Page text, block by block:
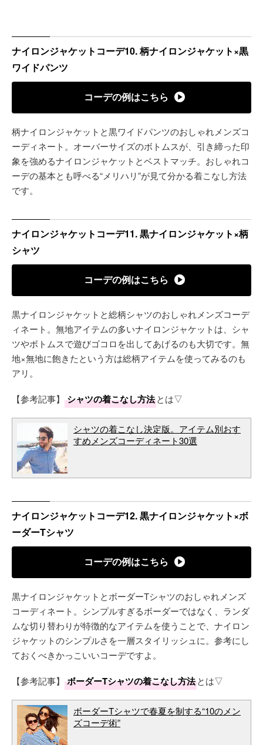
ナイロンジャケットコーデ10. 柄ナイロンジャケット×黒
ワイドパンツ
コーデの例はこちら
柄ナイロンジャケットと黒ワイドパンツのおしゃれメンズコ
ーディネート。オーバーサイズのボトムスが、引き締った印
象を強めるナイロンジャケットとベストマッチ。おしゃれコ
ーデの基本とも呼べる“メリハリ”が見て分かる着こなし方法
です。
ナイロンジャケットコーデ11. 黒ナイロンジャケット×柄
シャツ
コーデの例はこちら
黒ナイロンジャケットと総柄シャツのおしゃれメンズコーデ
ィネート。無地アイテムの多いナイロンジャケットは、シャ
ツやボトムスで遊びゴコロを出してあげるのも大切です。無
地×無地に飽きたという方は総柄アイテムを使ってみるのも
アリ。
【参考記事】 シャツの着こなし方法とは▽
シャツの着こなし決定版。アイテム別おす
すめメンズコーディネート30選
ナイロンジャケットコーデ12. 黒ナイロンジャケット×ボ
ーダーTシャツ
コーデの例はこちら
黒ナイロンジャケットとボーダーTシャツのおしゃれメンズ
コーディネート。シンプルすぎるボーダーではなく、ランダ
ムな切り替わりが特徴的なアイテムを使うことで、ナイロン
ジャケットのシンプルさを一層スタイリッシュに。参考にし
ておくべきかっこいいコーデですよ。
【参考記事】 ボーダーTシャツの着こなし方法とは▽
ボーダーTシャツで春夏を制する“10のメン
ズコーデ術”